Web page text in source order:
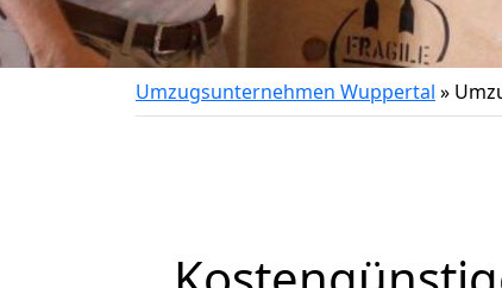
Umzugsunternehmen Wuppertal »